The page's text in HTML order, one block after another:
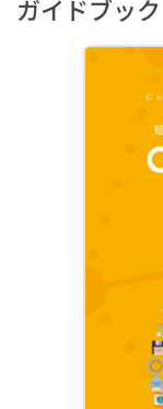
ガイドブック